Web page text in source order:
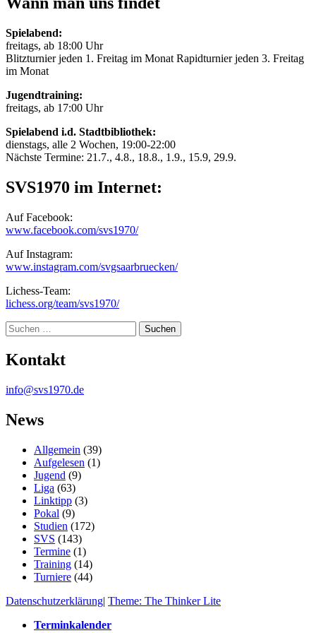
Spielabend:
freitags, ab 18:00 Uhr
Blitzturnier jeden 1. Freitag im Monat Rapidturnier jeden 3. Freitag
im Monat
Jugendtraining:
freitags, ab 17:00 Uhr
Spielabend i.d. Stadtbibliothek:
dienstags, alle 2 Wochen, 19:00-22:00
Nächste Termine: 21.7., 4.8., 18.8., 1.9., 15.9, 29.9.
SVS1970 im Internet:
Auf Facebook:
www.facebook.com/svs1970/
Auf Instagram:
www.instagram.com/svgsaarbruecken/
Lichess-Team:
lichess.org/team/svs1970/
Suche
Kontakt
info@svs1970.de
News
Allgemein (39)
Aufgelesen (1)
Jugend (9)
Liga (63)
Linktipp (3)
Pokal (9)
Studien (172)
SVS (143)
Termine (1)
Training (14)
Turniere (44)
Datenschutzerklärung| Theme: The Thinker Lite
Terminkalender